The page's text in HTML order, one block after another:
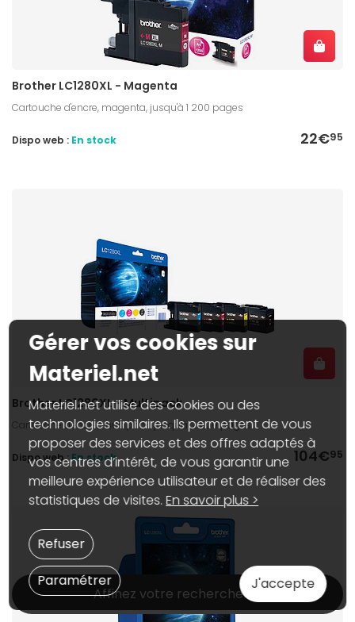
Brother LC1280XL - Magenta
Cartouche d'encre, magenta, jusqu'à 1 200 pages
22€95
Dispo web : En stock
Brother LC1280XL - Multipack
Cartouche d'encre, multipack, jusqu'à 2 400 pages
104€95
Dispo web :En stock
Affinez votre recherche
Gérer vos cookies sur
Materiel.net
Materiel.net utilise des cookies ou des
technologies similaires. Ils permettent de vous
proposer des services et des offres adaptés à
vos centres d’intérêt, de vous garantir une
meilleure expérience utilisateur et de réaliser des
statistiques de visites.En savoir plus >
J'accepte
Paramétrer
Refuser